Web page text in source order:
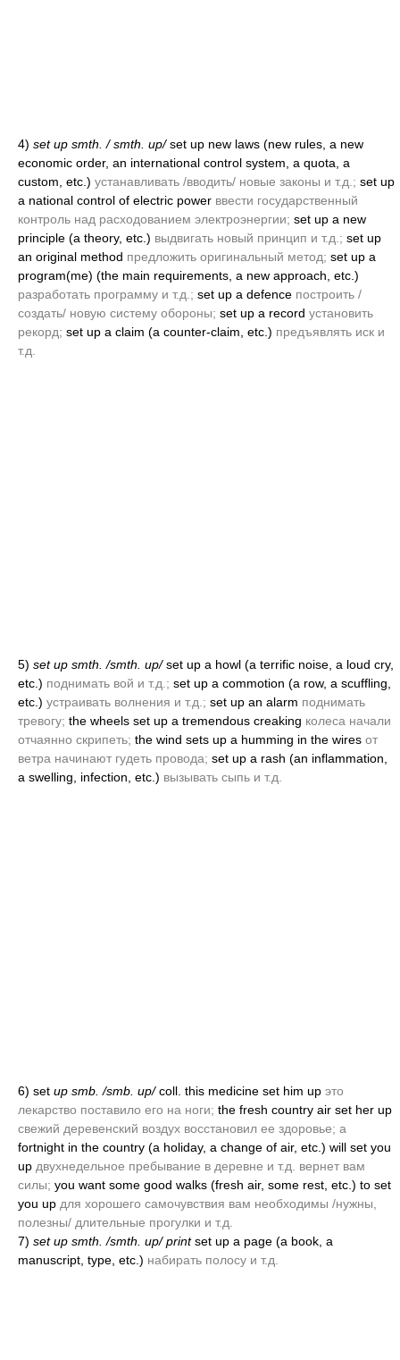
4) set up smth. / smth. up/set up new laws (new rules, a new
economic order, an international control system, a quota, a
custom, etc.) устанавливать /вводить/ новые законы и т.д.; set up
a national control of electric power ввести государственный
контроль над расходованием электроэнергии; set up a new
principle (a theory, etc.) выдвигать новый принцип и т.д.; set up
an original method предложить оригинальный метод; set up a
program(me) (the main requirements, a new approach, etc.)
разработать программу и т.д.; set up a defence построить /
создать/ новую систему обороны; set up a record установить
рекорд; set up a claim (a counter-claim, etc.) предъявлять иск и
т.д.
5) set up smth. /smth. up/set up a howl (a terrific noise, a loud cry,
etc.) поднимать вой и т.д.; set up a commotion (a row, a scuffling,
etc.) устраивать волнения и т.д.; set up an alarm поднимать
тревогу; the wheels set up a tremendous creaking колеса начали
отчаянно скрипеть; the wind sets up a humming in the wires от
ветра начинают гудеть провода; set up a rash (an inflammation,
a swelling, infection, etc.) вызывать сыпь и т.д.
6) set up smb. /smb. up/coll. this medicine set him up это
лекарство поставило его на ноги; the fresh country air set her up
свежий деревенский воздух восстановил ее здоровье; а
fortnight in the country (a holiday, a change of air, etc.) will set you
up двухнедельное пребывание в деревне и т.д. вернет вам
силы; you want some good walks (fresh air, some rest, etc.) to set
you up для хорошего самочувствия вам необходимы /нужны,
полезны/ длительные прогулки и т.д.
7) set up smth. /smth. up/ printset up a page (a book, a
manuscript, type, etc.) набирать полосу и т.д.